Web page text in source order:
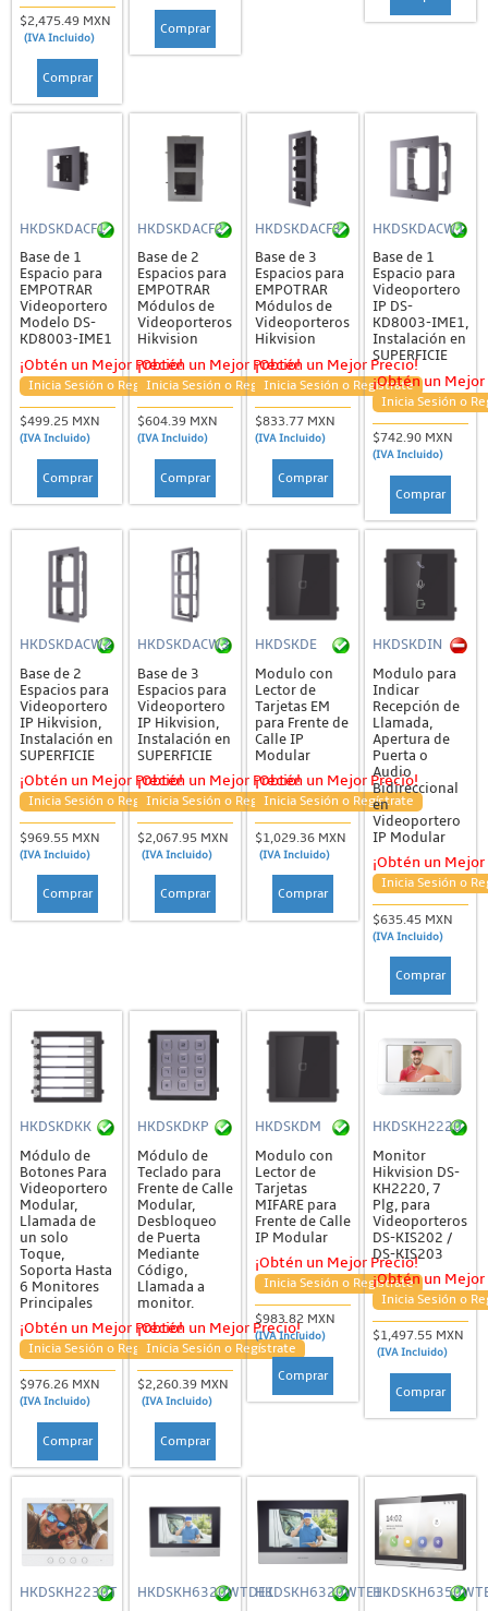
$2,475.49 MXN
(IVA Incluido)
Comprar
Comprar
HKDSKDACF1
Base de 1
Espacio para
EMPOTRAR
Videoportero
Modelo DS-
KD8003-IME1
¡Obtén un Mejor Precio!
Inicia Sesión o Regístrate
$499.25 MXN
(IVA Incluido)
Comprar
HKDSKDACF2
Base de 2
Espacios para
EMPOTRAR
Módulos de
Videoporteros
Hikvision
¡Obtén un Mejor Precio!
Inicia Sesión o Regístrate
$604.39 MXN
(IVA Incluido)
Comprar
HKDSKDACF3
Base de 3
Espacios para
EMPOTRAR
Módulos de
Videoporteros
Hikvision
¡Obtén un Mejor Precio!
Inicia Sesión o Regístrate
$833.77 MXN
(IVA Incluido)
Comprar
HKDSKDACW1
Base de 1
Espacio para
Videoportero
IP DS-
KD8003-IME1,
Instalación en
SUPERFICIE
¡Obtén un
Inicia Sesión o
$742.90 MXN
(IVA Incluido)
Comprar
HKDSKDACW2
Base de 2
Espacios para
Videoportero
IP Hikvision,
Instalación en
SUPERFICIE
¡Obtén un Mejor Precio!
Inicia Sesión o Regístrate
$969.55 MXN
(IVA Incluido)
Comprar
HKDSKDACW3
Base de 3
Espacios para
Videoportero
IP Hikvision,
Instalación en
SUPERFICIE
¡Obtén un Mejor Precio!
Inicia Sesión o Regístrate
$2,067.95 MXN
(IVA Incluido)
Comprar
HKDSKDE
Modulo con
Lector de
Tarjetas EM
para Frente de
Calle IP
Modular
¡Obtén un Mejor Precio!
Inicia Sesión o Regístrate
$1,029.36 MXN
(IVA Incluido)
Comprar
HKDSKDIN
Modulo para
Indicar
Recepción de
Llamada,
Apertura de
Puerta o
Audio
Bidireccional
en
Videoportero
IP Modular
¡Obtén un
Inicia Sesión o
$635.45 MXN
(IVA Incluido)
Comprar
HKDSKDKK
Módulo de
Botones Para
Videoportero
Modular,
Llamada de
un solo
Toque,
Soporta Hasta
6 Monitores
Principales
¡Obtén un Mejor Precio!
Inicia Sesión o Regístrate
$976.26 MXN
(IVA Incluido)
Comprar
HKDSKDKP
Módulo de
Teclado para
Frente de Calle
Modular,
Desbloqueo
de Puerta
Mediante
Código,
Llamada a
monitor.
¡Obtén un Mejor Precio!
Inicia Sesión o Regístrate
$2,260.39 MXN
(IVA Incluido)
Comprar
HKDSKDM
Modulo con
Lector de
Tarjetas
MIFARE para
Frente de Calle
IP Modular
¡Obtén un Mejor Precio!
Inicia Sesión o Regístrate
$983.82 MXN
(IVA Incluido)
Comprar
HKDSKH2220
Monitor
Hikvision DS-
KH2220, 7
Plg, para
Videoporteros
DS-KIS202 /
DS-KIS203
¡Obtén un
Inicia Sesión o
$1,497.55 MXN
(IVA Incluido)
Comprar
HKDSKH2230T
HKDSKH6320WTDE1HKDSKH6320WTE1